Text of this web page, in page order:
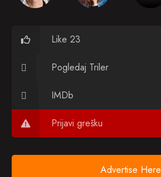
Like 23
Pogledaj Triler
IMDb
Prijavi grešku
Advertise Here